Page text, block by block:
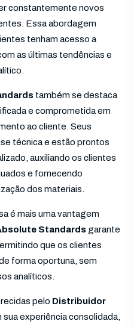
constantemente novos
Essa abordagem
tenham acesso a
as últimas tendências e
também se destaca
e comprometida em
ao cliente. Seus
técnica e estão prontos
auxiliando os clientes
e fornecendo
dos materiais.
é mais uma vantagem
Standards garante
que os clientes
forma oportuna, sem
analíticos.
pelo Distribuidor
sua experiência consolidada,